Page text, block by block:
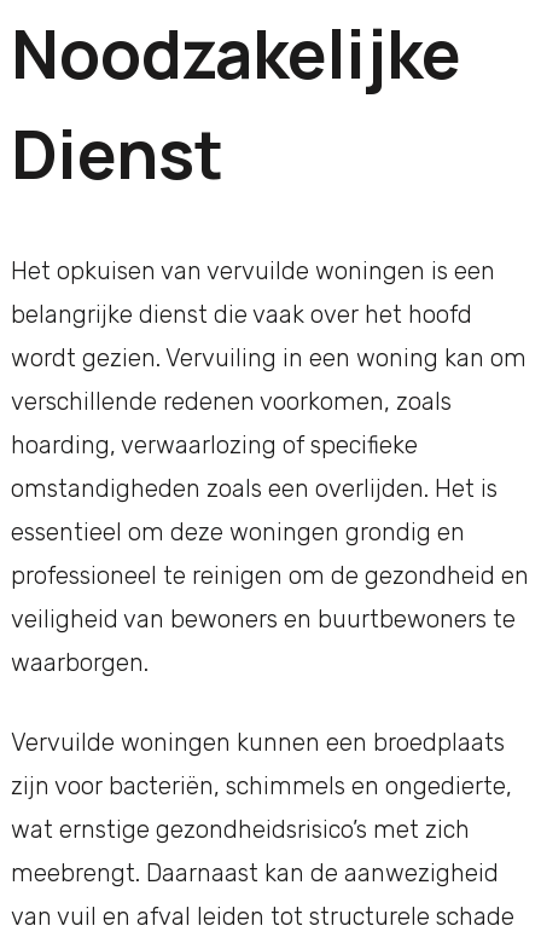
Noodzakelijke
Dienst
Het opkuisen van vervuilde woningen is een
belangrijke dienst die vaak over het hoofd
wordt gezien. Vervuiling in een woning kan om
verschillende redenen voorkomen, zoals
hoarding, verwaarlozing of specifieke
omstandigheden zoals een overlijden. Het is
essentieel om deze woningen grondig en
professioneel te reinigen om de gezondheid en
veiligheid van bewoners en buurtbewoners te
waarborgen.
Vervuilde woningen kunnen een broedplaats
zijn voor bacteriën, schimmels en ongedierte,
wat ernstige gezondheidsrisico’s met zich
meebrengt. Daarnaast kan de aanwezigheid
van vuil en afval leiden tot structurele schade